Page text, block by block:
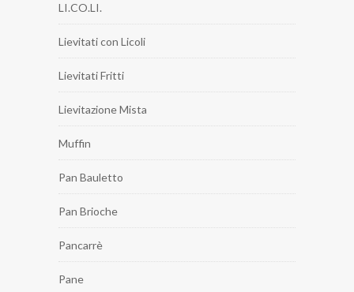
LI.CO.LI.
Lievitati con Licoli
Lievitati Fritti
Lievitazione Mista
Muffin
Pan Bauletto
Pan Brioche
Pancarrè
Pane